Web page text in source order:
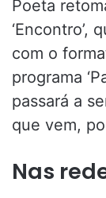
Poeta
‘Encontro’,
com o
programa
passará a
que vem,
Nas